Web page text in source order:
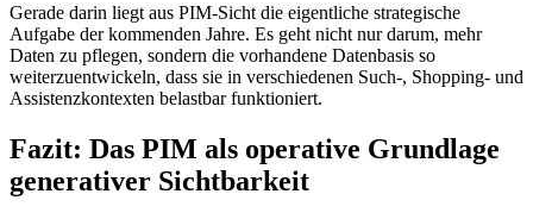
Gerade darin liegt aus PIM-Sicht die eigentliche strategische
Aufgabe der kommenden Jahre. Es geht nicht nur darum, mehr
Daten zu pflegen, sondern die vorhandene Datenbasis so
weiterzuentwickeln, dass sie in verschiedenen Such-, Shopping- und
Assistenzkontexten belastbar funktioniert.
Fazit: Das PIM als operative Grundlage
generativer Sichtbarkeit